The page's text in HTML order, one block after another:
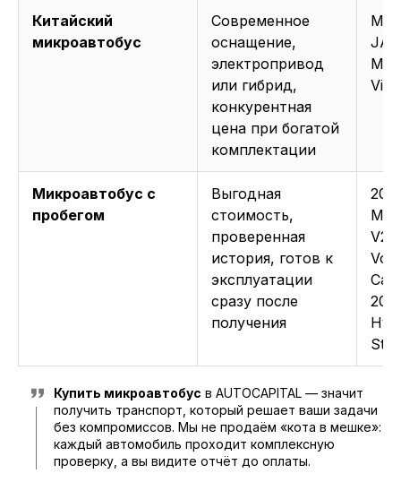
Китайский
микроавтобус
Современное
оснащение,
электропривод
или гибрид,
конкурентная
цена при богатой
комплектации
M4,
Микроавтобус с
пробегом
Выгодная
стоимость,
проверенная
история, готов к
эксплуатации
сразу после
получения
Купить микроавтобус в AUTOCAPITAL — значит
получить транспорт, который решает ваши задачи
без компромиссов. Мы не продаём «кота в мешке»:
каждый автомобиль проходит комплексную
проверку, а вы видите отчёт до оплаты.